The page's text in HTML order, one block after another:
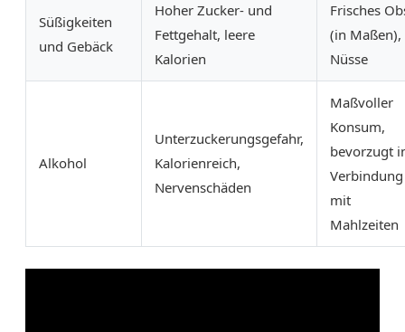
Süßigkeiten
und Gebäck
Hoher Zucker- und
Fettgehalt, leere
Kalorien
Frisches
(in Maßen),
Nüsse
Alkohol
Unterzuckerungsgefahr,
Kalorienreich,
Nervenschäden
Maßvoller
Konsum,
bevorzugt
Verbindung
mit
Mahlzeiten